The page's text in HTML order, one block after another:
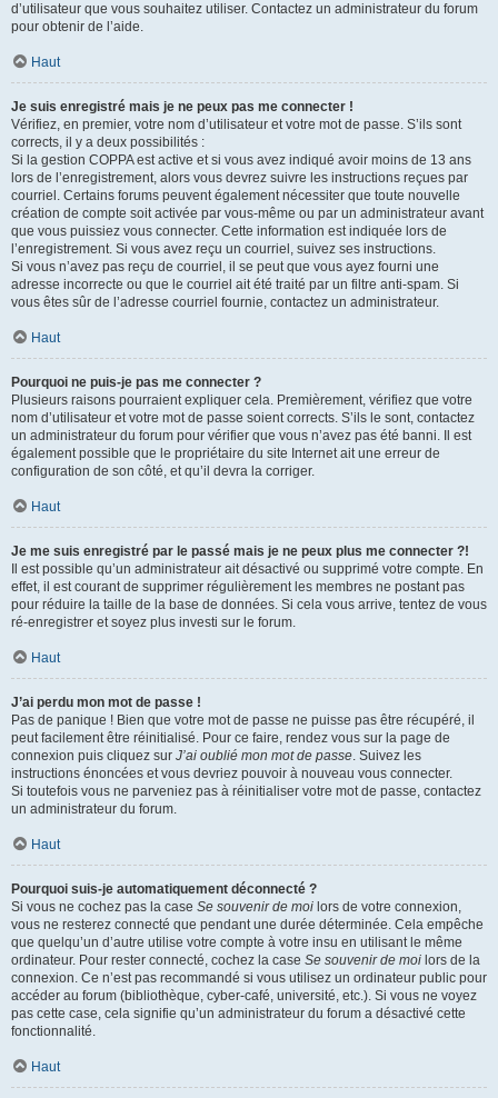
d’utilisateur que vous souhaitez utiliser. Contactez un administrateur du forum
pour obtenir de l’aide.
Haut
Je suis enregistré mais je ne peux pas me connecter !
Vérifiez, en premier, votre nom d’utilisateur et votre mot de passe. S’ils sont
corrects, il y a deux possibilités :
Si la gestion COPPA est active et si vous avez indiqué avoir moins de 13 ans
lors de l’enregistrement, alors vous devrez suivre les instructions reçues par
courriel. Certains forums peuvent également nécessiter que toute nouvelle
création de compte soit activée par vous-même ou par un administrateur avant
que vous puissiez vous connecter. Cette information est indiquée lors de
l’enregistrement. Si vous avez reçu un courriel, suivez ses instructions.
Si vous n’avez pas reçu de courriel, il se peut que vous ayez fourni une
adresse incorrecte ou que le courriel ait été traité par un filtre anti-spam. Si
vous êtes sûr de l’adresse courriel fournie, contactez un administrateur.
Haut
Pourquoi ne puis-je pas me connecter ?
Plusieurs raisons pourraient expliquer cela. Premièrement, vérifiez que votre
nom d’utilisateur et votre mot de passe soient corrects. S’ils le sont, contactez
un administrateur du forum pour vérifier que vous n’avez pas été banni. Il est
également possible que le propriétaire du site Internet ait une erreur de
configuration de son côté, et qu’il devra la corriger.
Haut
Je me suis enregistré par le passé mais je ne peux plus me connecter ?!
Il est possible qu’un administrateur ait désactivé ou supprimé votre compte. En
effet, il est courant de supprimer régulièrement les membres ne postant pas
pour réduire la taille de la base de données. Si cela vous arrive, tentez de vous
ré-enregistrer et soyez plus investi sur le forum.
Haut
J’ai perdu mon mot de passe !
Pas de panique ! Bien que votre mot de passe ne puisse pas être récupéré, il
peut facilement être réinitialisé. Pour ce faire, rendez vous sur la page de
connexion puis cliquez sur J’ai oublié mon mot de passe. Suivez les
instructions énoncées et vous devriez pouvoir à nouveau vous connecter.
Si toutefois vous ne parveniez pas à réinitialiser votre mot de passe, contactez
un administrateur du forum.
Haut
Pourquoi suis-je automatiquement déconnecté ?
Si vous ne cochez pas la case Se souvenir de moi lors de votre connexion,
vous ne resterez connecté que pendant une durée déterminée. Cela empêche
que quelqu’un d’autre utilise votre compte à votre insu en utilisant le même
ordinateur. Pour rester connecté, cochez la case Se souvenir de moi lors de la
connexion. Ce n’est pas recommandé si vous utilisez un ordinateur public pour
accéder au forum (bibliothèque, cyber-café, université, etc.). Si vous ne voyez
pas cette case, cela signifie qu’un administrateur du forum a désactivé cette
fonctionnalité.
Haut